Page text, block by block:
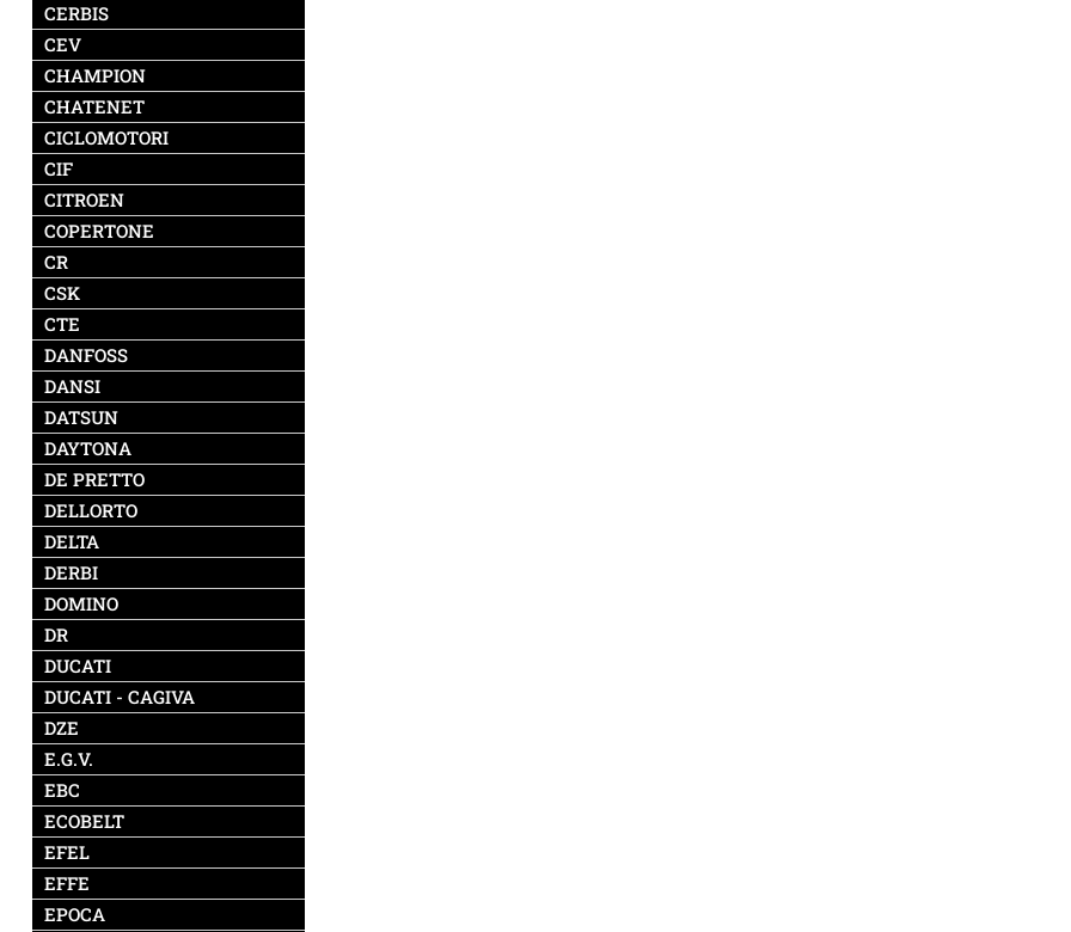
CERBIS
CEV
CHAMPION
CHATENET
CICLOMOTORI
CIF
CITROEN
COPERTONE
CR
CSK
CTE
DANFOSS
DANSI
DATSUN
DAYTONA
DE PRETTO
DELLORTO
DELTA
DERBI
DOMINO
DR
DUCATI
DUCATI - CAGIVA
DZE
E.G.V.
EBC
ECOBELT
EFEL
EFFE
EPOCA